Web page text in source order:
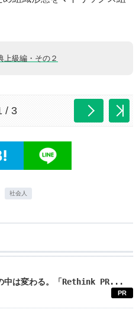
上級編・その２
/ 3
社会人
中は変わる。「Rethink PR...
PR